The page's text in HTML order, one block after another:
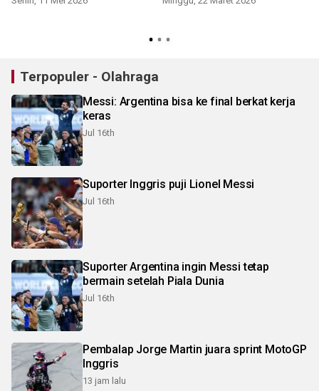
Terpopuler - Olahraga
Messi: Argentina bisa ke final berkat kerja
keras
Jul 16th
Suporter Inggris puji Lionel Messi
Jul 16th
Suporter Argentina ingin Messi tetap
bermain setelah Piala Dunia
Jul 16th
Pembalap Jorge Martin juara sprint MotoGP
Inggris
13 jam lalu